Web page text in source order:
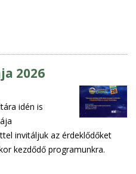
2026
idén is
invitáljuk az érdeklődőket
kezdődő programunkra.